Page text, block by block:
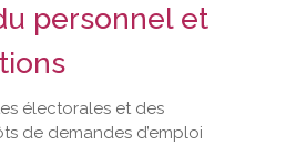
personnel et
électorales et des
de demandes d’emploi